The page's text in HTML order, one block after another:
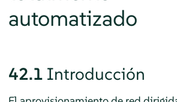
automatizado
42.1 Introducción